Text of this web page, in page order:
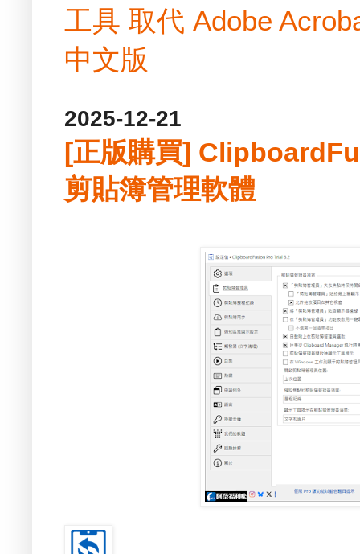
工具 取代 Adobe
中文版
2025-12-21
[正版購買]
剪貼簿管理軟體